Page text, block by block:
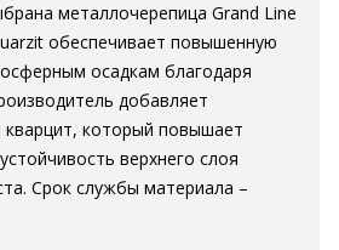
металлочерепица Grand Line
обеспечивает повышенную
осадкам благодаря
добавляет
который повышает
верхнего слоя
Срок службы материала –